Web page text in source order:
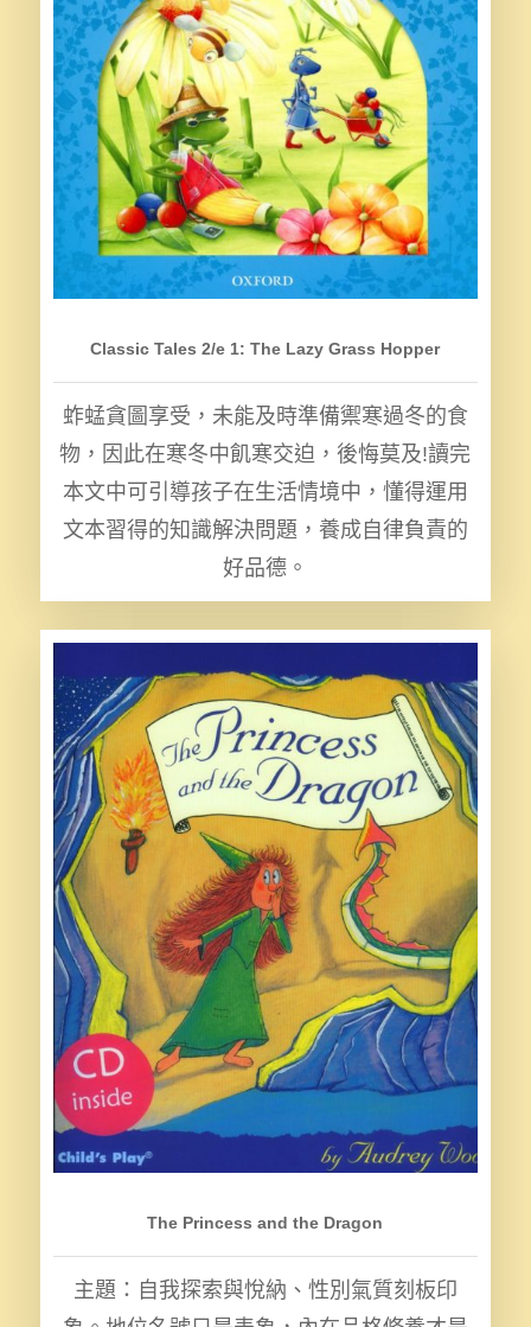
Classic Tales 2/e 1: The Lazy Grass Hopper
蚱蜢貪圖享受，未能及時準備禦寒過冬的食
物，因此在寒冬中飢寒交迫，後悔莫及!讀完
本文中可引導孩子在生活情境中，懂得運用
文本習得的知識解決問題，養成自律負責的
好品德。
The Princess and the Dragon
主題：自我探索與悅納、性別氣質刻板印